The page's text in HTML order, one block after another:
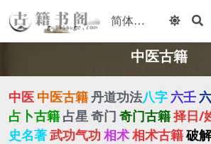
中医古籍
中医 中医古籍丹道功法八字 六壬
占卜古籍 占星奇门 奇门古籍择日/
史名著武功气功 相术相术古籍破解